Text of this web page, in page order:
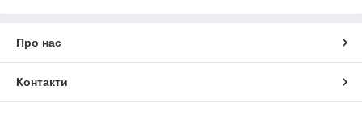
Про нас
Контакти